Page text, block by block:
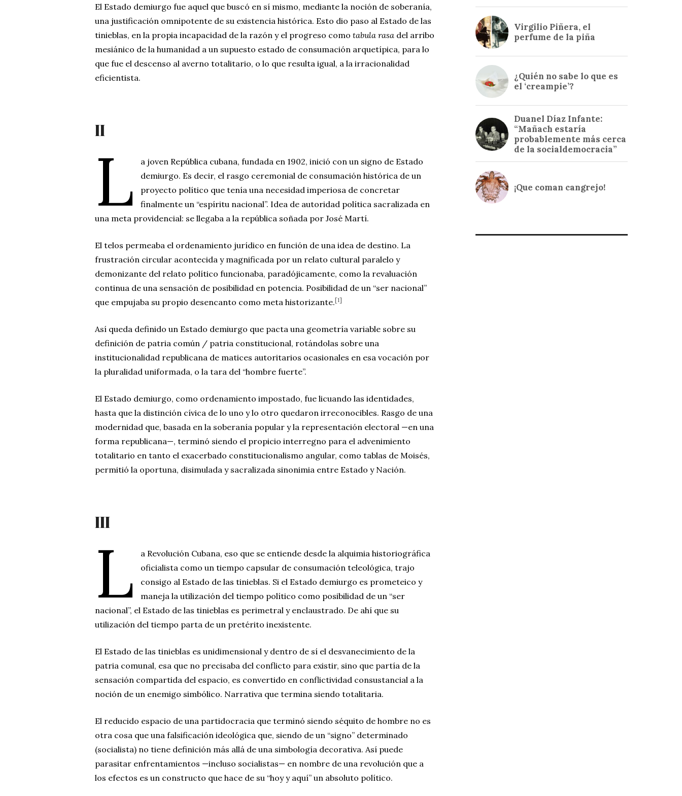
El Estado demiurgo fue aquel que buscó en sí mismo, mediante la noción de soberanía,
una justificación omnipotente de su existencia histórica. Esto dio paso al Estado de las
tinieblas, en la propia incapacidad de la razón y el progreso como tabula rasa del arribo
mesiánico de la humanidad a un supuesto estado de consumación arquetípica, para lo
que fue el descenso al averno totalitario, o lo que resulta igual, a la irracionalidad
eficientista.
II
L
a joven República cubana, fundada en 1902, inició con un signo de Estado
demiurgo. Es decir, el rasgo ceremonial de consumación histórica de un
proyecto político que tenía una necesidad imperiosa de concretar
finalmente un “espíritu nacional”. Idea de autoridad política sacralizada en
una meta providencial: se llegaba a la república soñada por José Martí.
El telos permeaba el ordenamiento jurídico en función de una idea de destino. La
frustración circular acontecida y magnificada por un relato cultural paralelo y
demonizante del relato político funcionaba, paradójicamente, como la revaluación
continua de una sensación de posibilidad en potencia. Posibilidad de un “ser nacional”
que empujaba su propio desencanto como meta historizante.[1]
Así queda definido un Estado demiurgo que pacta una geometría variable sobre su
definición de patria común / patria constitucional, rotándolas sobre una
institucionalidad republicana de matices autoritarios ocasionales en esa vocación por
la pluralidad uniformada, o la tara del “hombre fuerte”.
El Estado demiurgo, como ordenamiento impostado, fue licuando las identidades,
hasta que la distinción cívica de lo uno y lo otro quedaron irreconocibles. Rasgo de una
modernidad que, basada en la soberanía popular y la representación electoral —en una
forma republicana—, terminó siendo el propicio interregno para el advenimiento
totalitario en tanto el exacerbado constitucionalismo angular, como tablas de Moisés,
permitió la oportuna, disimulada y sacralizada sinonimia entre Estado y Nación.
III
L
a Revolución Cubana, eso que se entiende desde la alquimia historiográfica
oficialista como un tiempo capsular de consumación teleológica, trajo
consigo al Estado de las tinieblas. Si el Estado demiurgo es prometeico y
maneja la utilización del tiempo político como posibilidad de un “ser
nacional”, el Estado de las tinieblas es perimetral y enclaustrado. De ahí que su
utilización del tiempo parta de un pretérito inexistente.
El Estado de las tinieblas es unidimensional y dentro de sí el desvanecimiento de la
patria comunal, esa que no precisaba del conflicto para existir, sino que partía de la
sensación compartida del espacio, es convertido en conflictividad consustancial a la
noción de un enemigo simbólico. Narrativa que termina siendo totalitaria.
El reducido espacio de una partidocracia que terminó siendo séquito de hombre no es
otra cosa que una falsificación ideológica que, siendo de un “signo” determinado
(socialista) no tiene definición más allá de una simbología decorativa. Así puede
parasitar enfrentamientos —incluso socialistas— en nombre de una revolución que a
los efectos es un constructo que hace de su “hoy y aquí” un absoluto político.